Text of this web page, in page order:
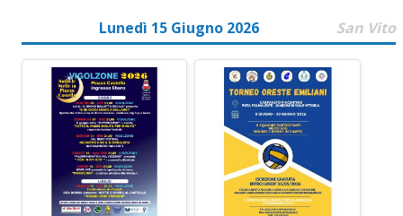
Lunedì 15 Giugno 2026 San Vito